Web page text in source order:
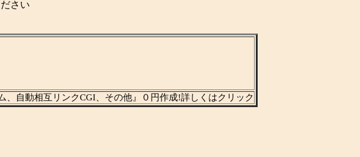
さい
、自動相互リンクCGI、その他』０円作成!詳しくはクリック